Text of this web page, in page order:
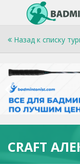
Назад к списку
CRAFT